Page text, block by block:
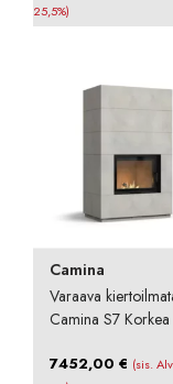
25,5%)
Camina
Varaava
Camina S7 Korkea
7452,00€ (sis. Alv